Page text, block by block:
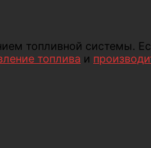
топливной системы.
топлива и